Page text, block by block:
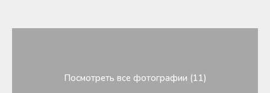
Посмотреть все фотографии (11)